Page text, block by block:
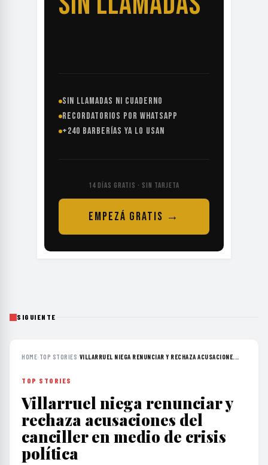
SIN LLAMADAS NI CUADERNO
RECORDATORIOS POR WHATSAPP
+240 BARBERÍAS YA LO USAN
14 DÍAS GRATIS · SIN TARJETA
EMPEZÁ GRATIS →
SIGUIENTE
HOME› TOP STORIES›VILLARRUEL NIEGA RENUNCIAR Y RECHAZA ACUSACIONE...
TOP STORIES
Villarruel niega renunciar y
rechaza acusaciones del
canciller en medio de crisis
política